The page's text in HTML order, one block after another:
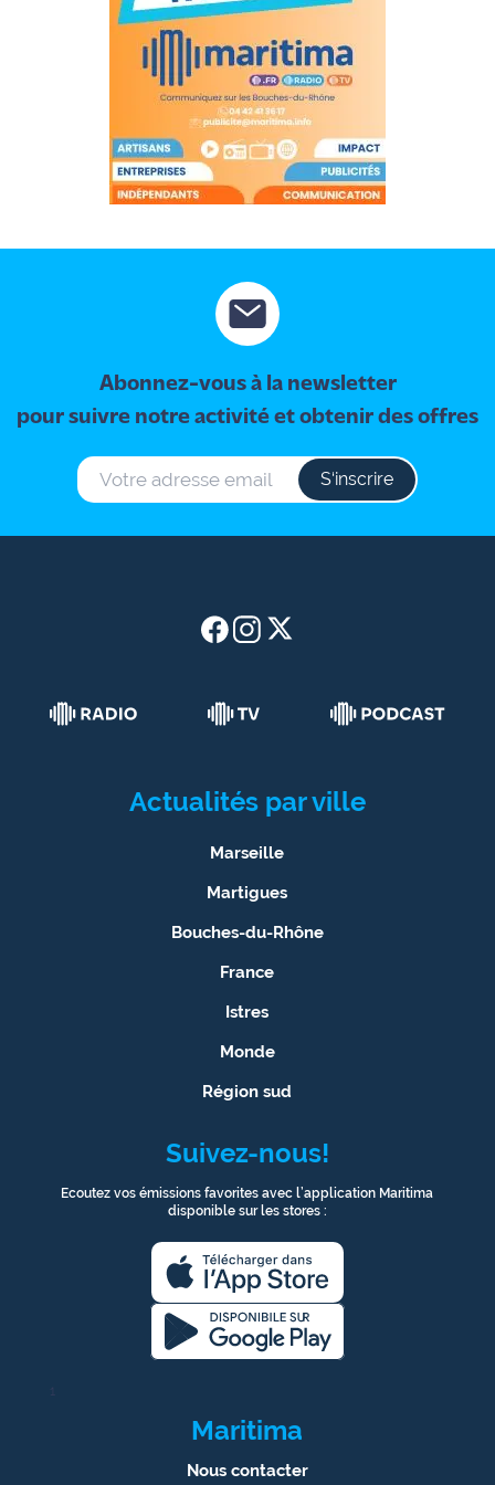
Abonnez-vous à la newsletter
pour suivre notre activité et obtenir des offres
S‘inscrire
Actualités par ville
Marseille
Martigues
Bouches-du-Rhône
France
Istres
Monde
Région sud
Suivez-nous!
Ecoutez vos émissions favorites avec l’application Maritima
disponible sur les stores :
1
Maritima
Nous contacter